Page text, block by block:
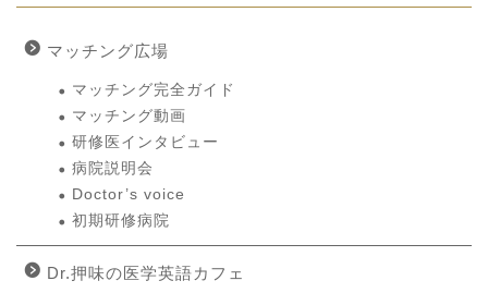
マッチング広場
マッチング完全ガイド
マッチング動画
研修医インタビュー
病院説明会
Doctor’s voice
初期研修病院
Dr.押味の医学英語カフェ